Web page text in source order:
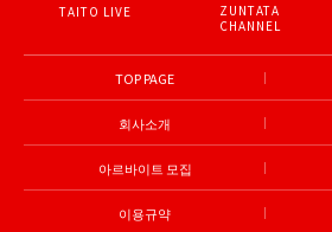
TAITO LIVE
ZUNTATA
CHANNEL
TOP PAGE
회사소개
아르바이트 모집
이용규약